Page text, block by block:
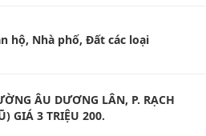
hộ, Nhà phố, Đất các loại
ÂU DƯƠNG LÂN, P. RẠCH
GIÁ 3 TRIỆU 200.